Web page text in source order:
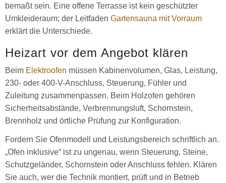
bemaßt sein. Eine offene Terrasse ist kein geschützter
Umkleideraum; der Leitfaden Gartensauna mit Vorraum
erklärt die Unterschiede.
Heizart vor dem Angebot klären
Beim Elektroofen müssen Kabinenvolumen, Glas, Leistung,
230- oder 400-V-Anschluss, Steuerung, Fühler und
Zuleitung zusammenpassen. Beim Holzofen gehören
Sicherheitsabstände, Verbrennungsluft, Schornstein,
Brennholz und örtliche Prüfung zur Konfiguration.
Fordern Sie Ofenmodell und Leistungsbereich schriftlich an.
„Ofen inklusive“ ist zu ungenau, wenn Steuerung, Steine,
Schutzgeländer, Schornstein oder Anschluss fehlen. Klären
Sie auch, wer die Technik montiert, prüft und in Betrieb